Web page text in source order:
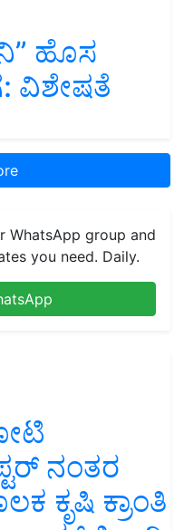
ಹೊಸ
ವಿಶೇಷತೆ
WhatsApp group and
you need. Daily.
ನಂತರ
ಕೃಷಿ ಕ್ರಾಂತಿ